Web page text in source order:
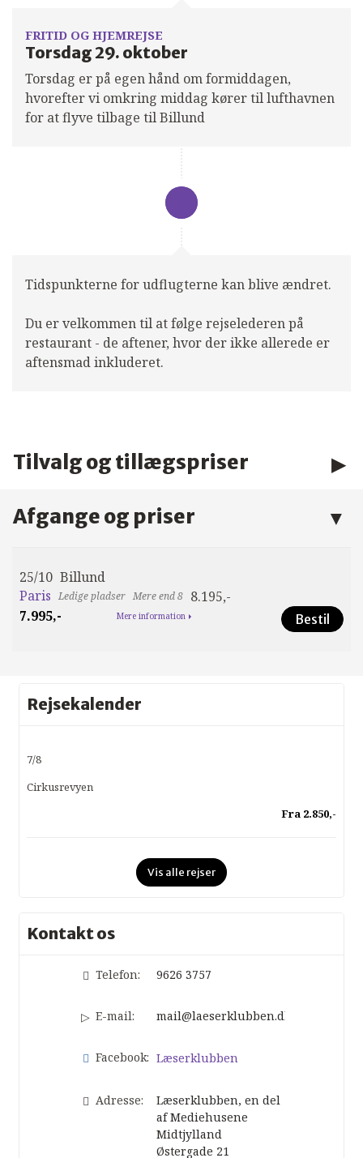
FRITID OG HJEMREJSE
Torsdag 29. oktober
Torsdag er på egen hånd om formiddagen,
hvorefter vi omkring middag kører til lufthavnen
for at flyve tilbage til Billund
Tidspunkterne for udflugterne kan blive ændret.
Du er velkommen til at følge rejselederen på
restaurant - de aftener, hvor der ikke allerede er
aftensmad inkluderet.
Tilvalg og tillægspriser
Afgange og priser
25/10 Billund
Paris
Mere end 8 8.195,-
7.995,-
Bestil
Mere information
Rejsekalender
7/8
Cirkusrevyen
Fra 2.850,-
Vis alle rejser
Kontakt os
Telefon: 9626 3757
E-mail: mail@laeserklubben.dk
Facebook: Læserklubben
Adresse:
Læserklubben, en del
af Mediehusene
Midtjylland
Østergade 21